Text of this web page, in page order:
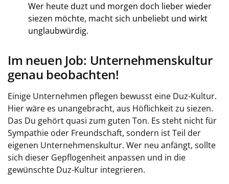
Wer heute duzt und morgen doch lieber wieder
siezen möchte, macht sich unbeliebt und wirkt
unglaubwürdig.
Im neuen Job: Unternehmenskultur
genau beobachten!
Einige Unternehmen pflegen bewusst eine Duz-Kultur.
Hier wäre es unangebracht, aus Höflichkeit zu siezen.
Das Du gehört quasi zum guten Ton. Es steht nicht für
Sympathie oder Freundschaft, sondern ist Teil der
eigenen Unternehmenskultur. Wer neu anfängt, sollte
sich dieser Gepflogenheit anpassen und in die
gewünschte Duz-Kultur integrieren.